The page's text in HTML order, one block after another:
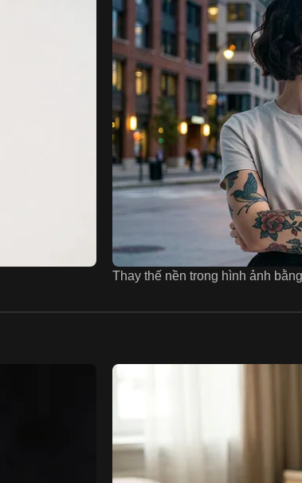
Thay thế nền trong hình ảnh